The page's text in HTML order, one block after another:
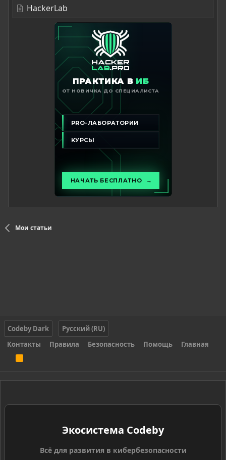
HackerLab
Мои статьи
Codeby Dark
Русский (RU)
Контакты
Правила Безопасность Помощь Главная
S
Экосистема Codeby
Всё для развития в кибербезопасности